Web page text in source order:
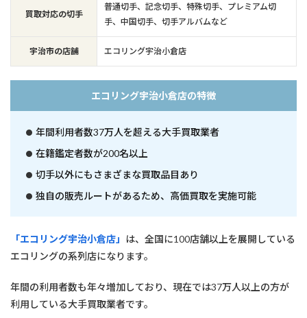
買取対応の切手
普通切手、記念切手、特殊切手、プレミアム切
手、中国切手、切手アルバムなど
宇治市の店舗 エコリング宇治小倉店
エコリング宇治小倉店の特徴
年間利用者数37万人を超える大手買取業者
在籍鑑定者数が200名以上
切手以外にもさまざまな買取品目あり
独自の販売ルートがあるため、高価買取を実施可能
「エコリング宇治小倉店」 は、全国に100店舗以上を展開している
エコリングの系列店になります。
年間の利用者数も年々増加しており、現在では37万人以上の方が
利用している大手買取業者です。